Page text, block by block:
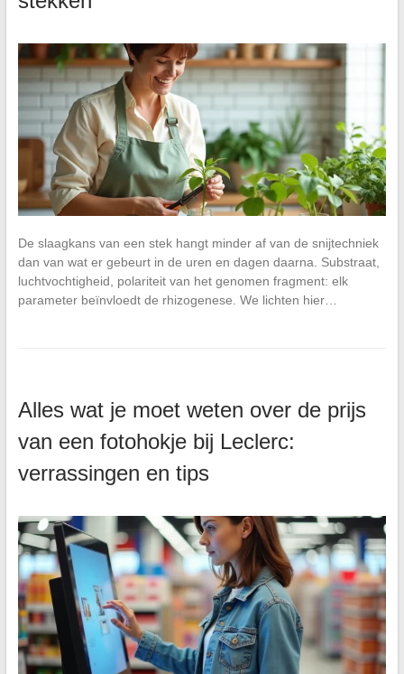
De slaagkans van een stek hangt minder af van de snijtechniek
dan van wat er gebeurt in de uren en dagen daarna. Substraat,
luchtvochtigheid, polariteit van het genomen fragment: elk
parameter beïnvloedt de rhizogenese. We lichten hier…
Alles wat je moet weten over de prijs
van een fotohokje bij Leclerc:
verrassingen en tips